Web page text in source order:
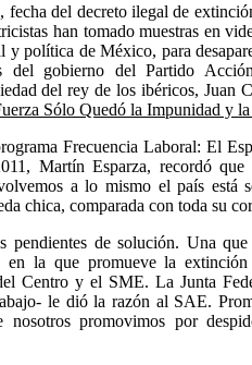
fecha del decreto ilegal de
han tomado muestras en
política de México, para
gobierno del Partido
del rey de los ibéricos, Juan
Sólo Quedó la Impunidad y
Frecuencia Laboral: El
Martín Esparza, recordó
a lo mismo el país está
chica, comparada con toda su
pendientes de solución. Una
la que promueve la
Centro y el SME. La Junta
le dió la razón al SAE.
nosotros promovimos por